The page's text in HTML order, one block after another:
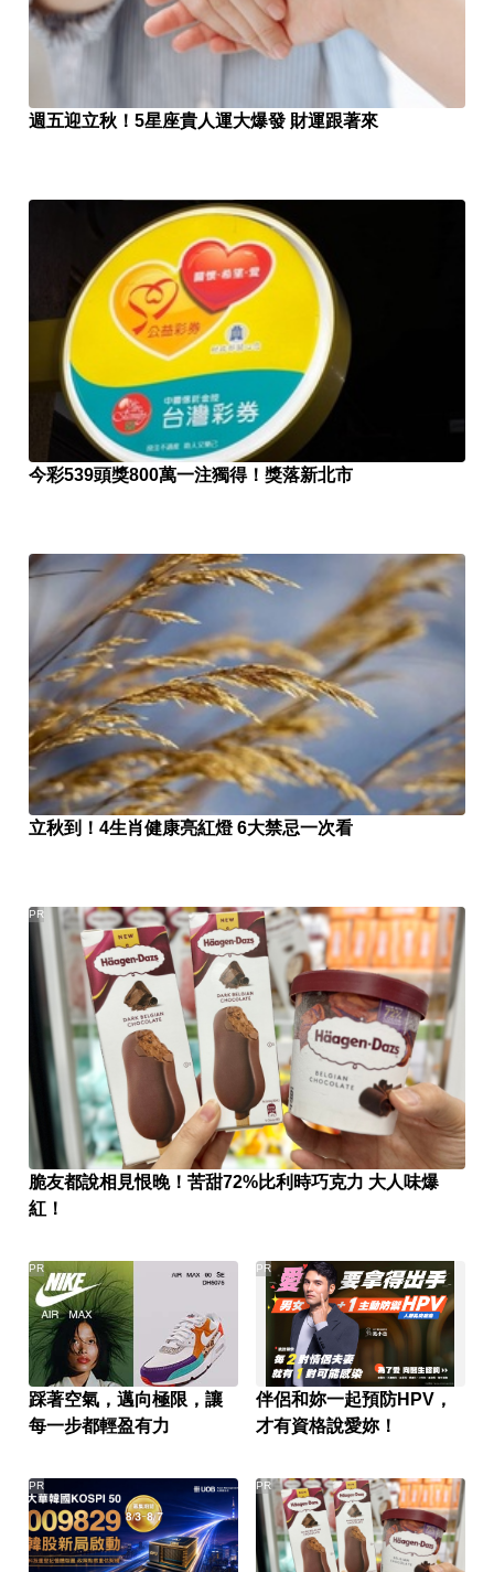
週五迎立秋！5星座貴人運大爆發 財運跟著來
今彩539頭獎800萬一注獨得！獎落新北市
立秋到！4生肖健康亮紅燈 6大禁忌一次看
脆友都說相見恨晚！苦甜72%比利時巧克力 大人味爆
紅！
PR
踩著空氣，邁向極限，讓
每一步都輕盈有力
PR
伴侶和妳一起預防HPV，
才有資格說愛妳！
PR
PR PR